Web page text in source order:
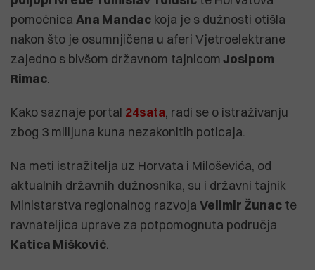
pomoćnica Ana Mandac koja je s dužnosti otišla
nakon što je osumnjičena u aferi Vjetroelektrane
zajedno s bivšom državnom tajnicomJosipom
Rimac.
Kako saznaje portal 24sata, radi se o istraživanju
zbog 3 milijuna kuna nezakonitih poticaja.
Na meti istražitelja uz Horvata i Miloševića, od
aktualnih državnih dužnosnika, su i državni tajnik
Ministarstva regionalnog razvoja Velimir Žunac te
ravnateljica uprave za potpomognuta područja
Katica Mišković.